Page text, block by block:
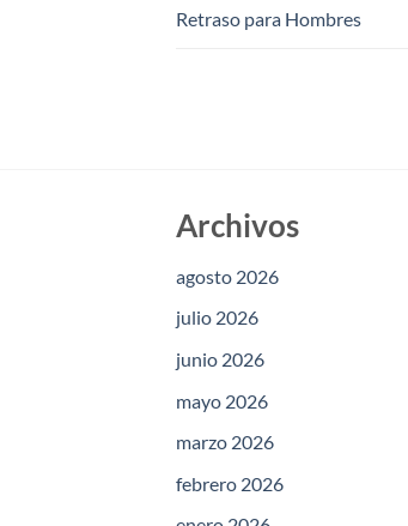
Retraso para Hombres
Archivos
agosto 2026
julio 2026
junio 2026
mayo 2026
marzo 2026
febrero 2026